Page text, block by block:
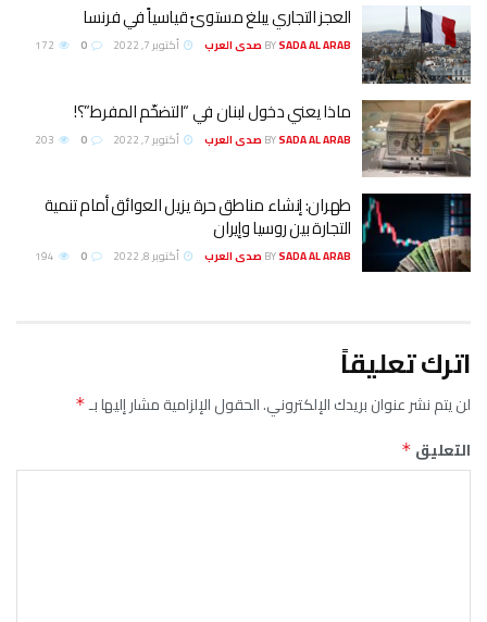
العجز التجاري يبلغ مستوىً قياسياً في فرنسا
BYSADA AL ARAB صدى العرب أكتوبر 7, 2022
ماذا يعني دخول لبنان في “التضخّم المفرط”؟!
BYSADA AL ARAB صدى العرب أكتوبر 7, 2022
طهران: إنشاء مناطق حرة يزيل العوائق أمام تنمية
التجارة بین روسيا وإيران
BYSADA AL ARAB صدى العرب أكتوبر 8, 2022
اترك تعليقاً
لن يتم نشر عنوان بريدك الإلكتروني.الحقول الإلزامية مشار إليها بـ*
التعليق *